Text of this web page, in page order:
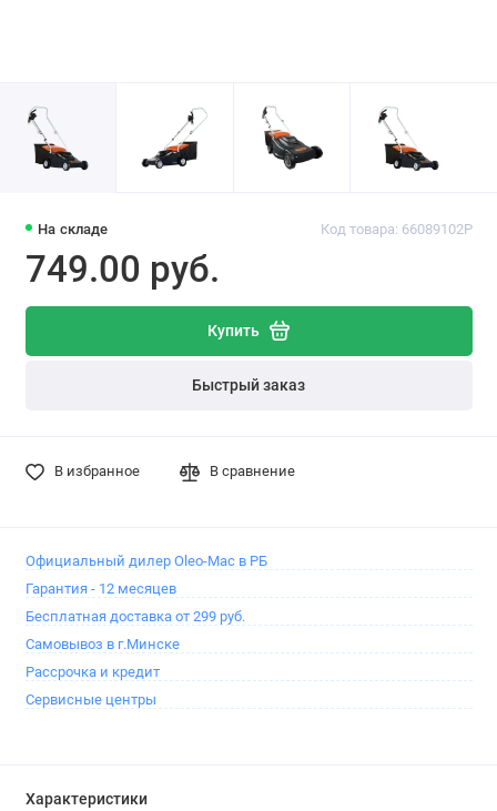
На складе Код товара: 66089102P
749.00 pуб.
Купить
Быстрый заказ
В избранное В сравнение
Официальный дилер Oleo-Mac в РБ
Гарантия - 12 месяцев
Бесплатная доставка от 299 руб.
Самовывоз в г.Минске
Рассрочка и кредит
Сервисные центры
Характеристики